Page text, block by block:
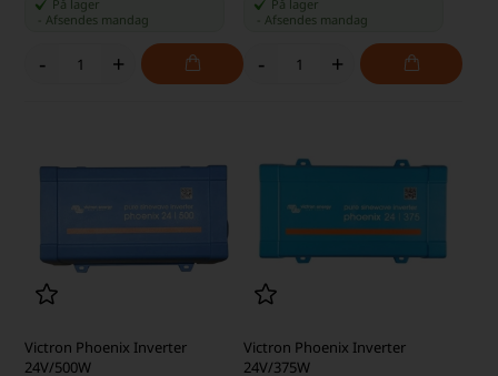
På lager
-Afsendes mandag
- +
På lager
Afsendes mandag
- +
Victron Phoenix Inverter
24V/500W
Victron Phoenix Inverter
24V/375W